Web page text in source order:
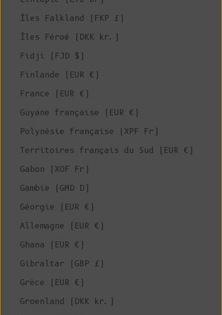
Îles Falkland (FKP £)
Îles Féroé (DKK kr.)
Fidji (FJD $)
Finlande (EUR €)
France (EUR €)
Guyane française (EUR €)
Polynésie française (XPF Fr)
Territoires français du Sud (EUR €)
Gabon (XOF Fr)
Gambie (GMD D)
Géorgie (EUR €)
Allemagne (EUR €)
Ghana (EUR €)
Gibraltar (GBP £)
Grèce (EUR €)
Groenland (DKK kr.)